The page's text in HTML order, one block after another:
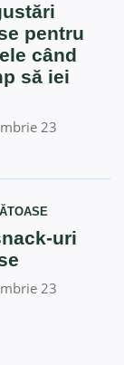
pentru
când
să iei
23
uri
23